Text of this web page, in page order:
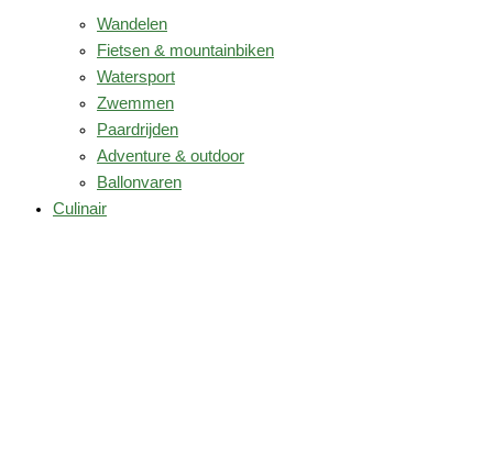
Wandelen
Fietsen & mountainbiken
Watersport
Zwemmen
Paardrijden
Adventure & outdoor
Ballonvaren
Culinair